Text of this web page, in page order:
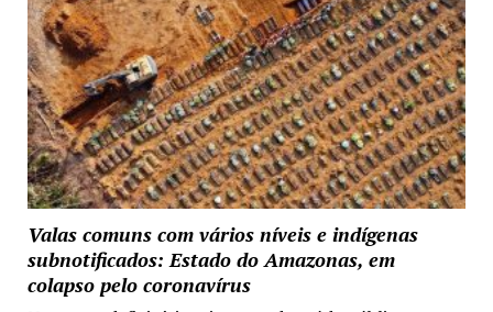
Valas comuns com vários níveis e indígenas
subnotificados: Estado do Amazonas, em
colapso pelo coronavírus